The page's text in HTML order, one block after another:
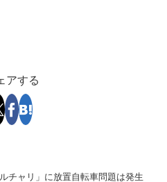
アする
ルチャリ」に放置自転車問題は発生